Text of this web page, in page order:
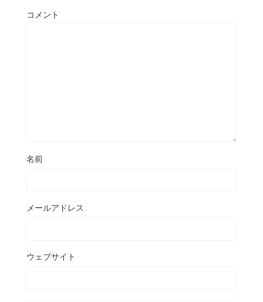
コメント
名前
メールアドレス
ウェブサイト